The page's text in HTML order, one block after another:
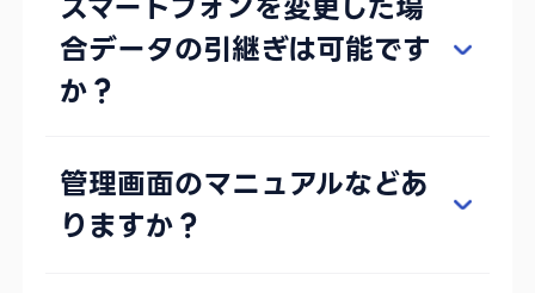
合データの引継ぎは可能です
か？
管理画面のマニュアルなどあ
りますか？